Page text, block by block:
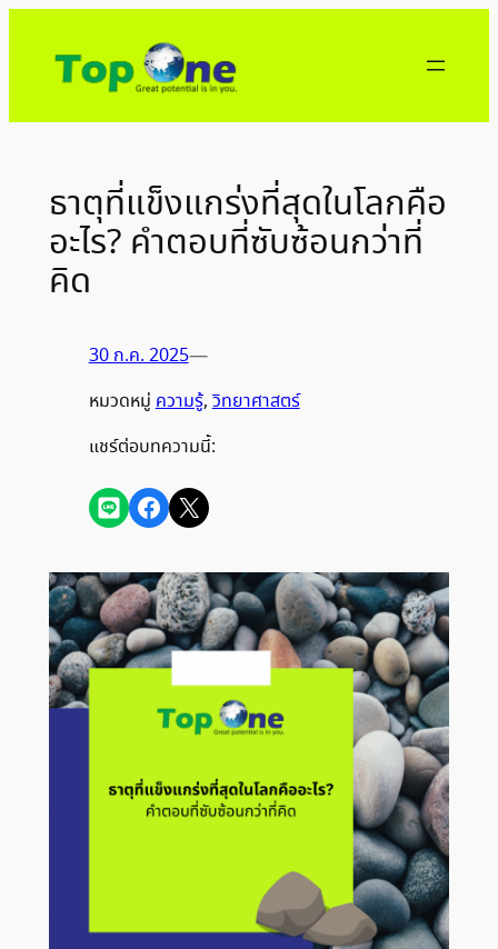
ธาตุที่แข็งแกร่งที่สุดในโลกคือ
อะไร? คำตอบที่ซับซ้อนกว่าที่
คิด
30 ก.ค. 2025—
หมวดหมู่ความรู้, วิทยาศาสตร์
แชร์ต่อบทความนี้:
Share on LINEShare on Facebook
Share on X